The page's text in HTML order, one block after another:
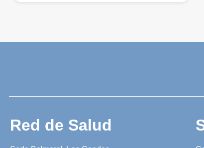
Red de Salud